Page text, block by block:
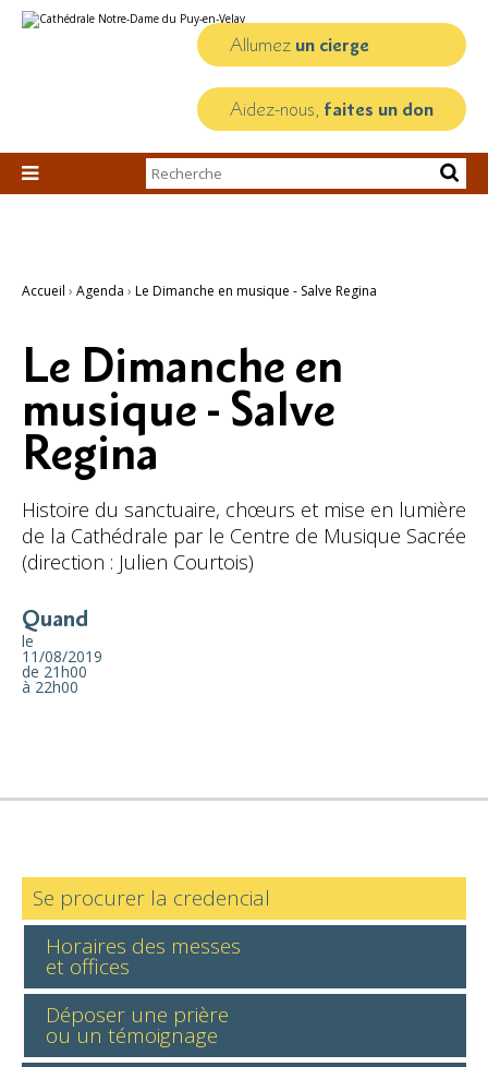
au
personnels
Allumez un cierge
Aidez-nous, faites un don

Chercher par
Recherche
Accueil › Agenda › Le Dimanche en musique - Salve Regina
Le Dimanche en
musique - Salve
Regina
Histoire du sanctuaire, chœurs et mise en lumière
de la Cathédrale par le Centre de Musique Sacrée
(direction : Julien Courtois)
Quand
le
11/08/2019
de 21h00
à 22h00
Se procurer la credencial
Horaires des messes
et offices
Déposer une prière
ou un témoignage